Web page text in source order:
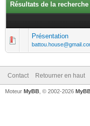
Résultats de la recherche
Présentation
Contact Retourner en haut
Moteur MyBB , © 2002-2026